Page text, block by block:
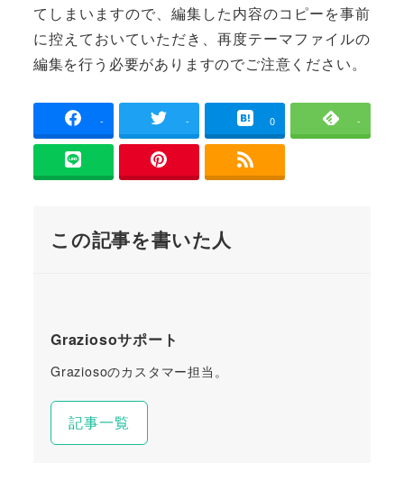
てしまいますので、編集した内容のコピーを事前
に控えておいていただき、再度テーマファイルの
編集を行う必要がありますのでご注意ください。
- - 0 -
この記事を書いた人
Graziosoサポート
Graziosoのカスタマー担当。
記事一覧